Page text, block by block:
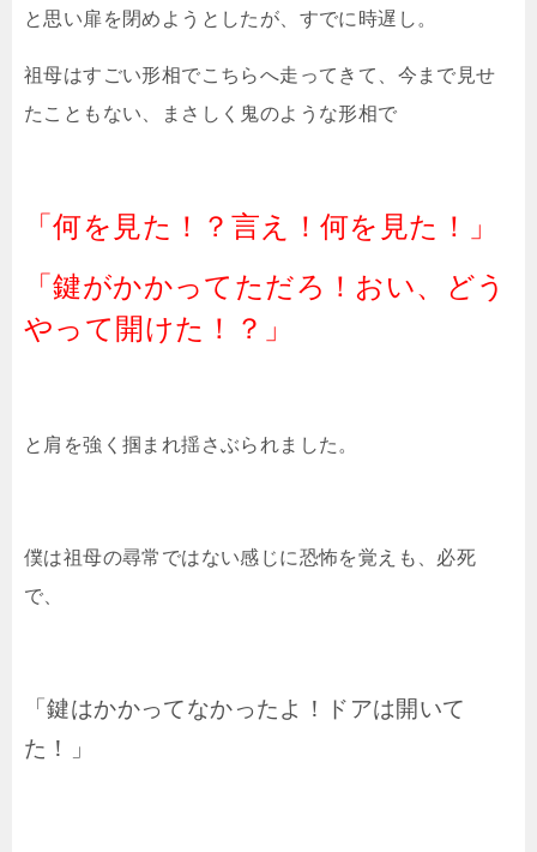
と思い扉を閉めようとしたが、すでに時遅し。
祖母はすごい形相でこちらへ走ってきて、今まで見せ
たこともない、まさしく鬼のような形相で
「何を見た！？言え！何を見た！」
「鍵がかかってただろ！おい、どう
やって開けた！？」
と肩を強く掴まれ揺さぶられました。
僕は祖母の尋常ではない感じに恐怖を覚えも、必死
で、
「鍵はかかってなかったよ！ドアは開いて
た！」